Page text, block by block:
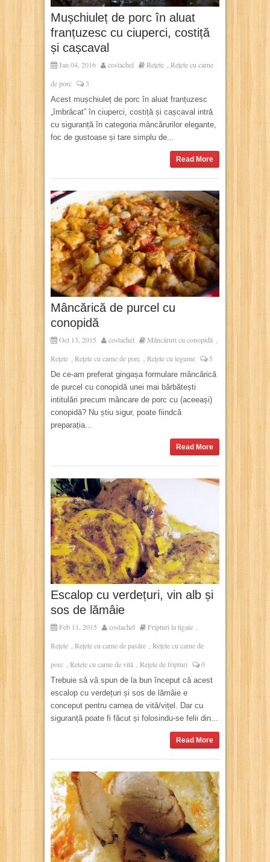
Mușchiuleț de porc în aluat
franțuzesc cu ciuperci, costiță
și cașcaval
Jan 04, 2016 costachel Rețete , Rețete cu carne
de porc
3
Acest mușchiuleț de porc în aluat franțuzesc
„îmbrăcat” în ciuperci, costiță și cașcaval intră
cu siguranță în categoria mâncărurilor elegante,
foc de gustoase și tare simplu de...
Read More
Mâncărică de purcel cu
conopidă
Oct 13, 2015 costachel Mâncăruri cu conopidă
Rețete Rețete cu carne de porc Rețete cu legume 5
De ce-am preferat gingașa formulare mâncărică
de purcel cu conopidă unei mai bărbătești
intitulări precum mâncare de porc cu (aceeași)
conopidă? Nu știu sigur, poate fiindcă
preparația...
Read More
Escalop cu verdețuri, vin alb și
sos de lămâie
Feb 11, 2015 costachel Fripturi la tigaie ,
Rețete , Rețete cu carne de pasăre , Rețete cu carne de
porc , Retete cu carne de vită , Rețete de fripturi 0
Trebuie să vă spun de la bun început că acest
escalop cu verdețuri și sos de lămâie e
conceput pentru carnea de vită/vițel. Dar cu
siguranță poate fi făcut și folosindu-se felii din...
Read More